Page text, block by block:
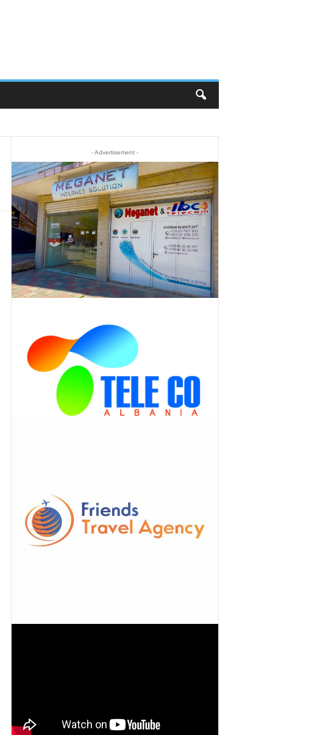
- Advertisement -